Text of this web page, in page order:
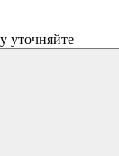
уточняйте